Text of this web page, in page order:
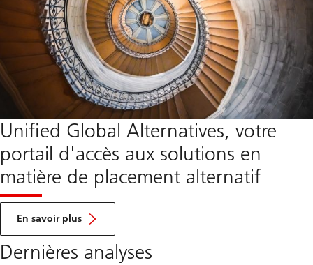
Unified Global Alternatives, votre
portail d'accès aux solutions en
matière de placement alternatif
En savoir plus
environ
Unified
Dernières analyses